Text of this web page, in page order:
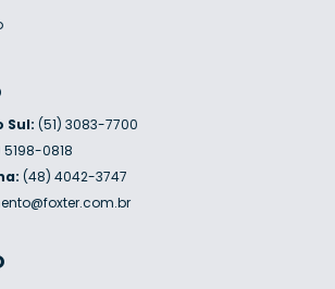
Sul: (51) 3083-7700
5198-0818
(48) 4042-3747